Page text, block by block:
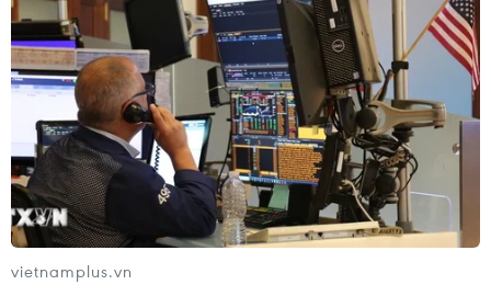
Động đất mạnh làm rung chuyển
miền Nam Philippines
05/08/2026 05:29
Xem thêm
vietnamplus.vn